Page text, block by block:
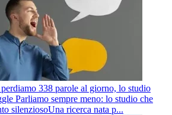
338 parole al giorno, lo studio
Parliamo sempre meno: lo studio che
silenziosoUna ricerca nata p...